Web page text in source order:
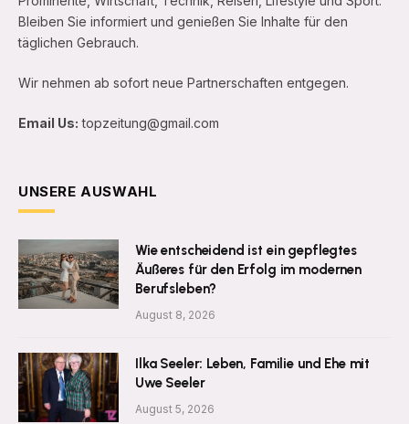
Bleiben Sie informiert und genießen Sie Inhalte für den
täglichen Gebrauch.
Wir nehmen ab sofort neue Partnerschaften entgegen.
Email Us: topzeitung@gmail.com
UNSERE AUSWAHL
Wie entscheidend ist ein gepflegtes
Äußeres für den Erfolg im modernen
Berufsleben?
August 8, 2026
Ilka Seeler: Leben, Familie und Ehe mit
Uwe Seeler
August 5, 2026